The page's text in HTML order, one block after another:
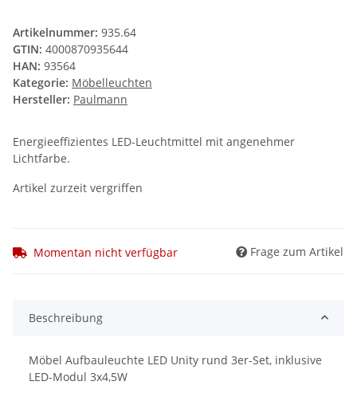
Artikelnummer: 935.64
GTIN: 4000870935644
HAN: 93564
Kategorie: Möbelleuchten
Hersteller: Paulmann
Energieeffizientes LED-Leuchtmittel mit angenehmer
Lichtfarbe.
Artikel zurzeit vergriffen
Momentan nicht verfügbar Frage zum Artikel
Beschreibung
Möbel Aufbauleuchte LED Unity rund 3er-Set, inklusive
LED-Modul 3x4,5W